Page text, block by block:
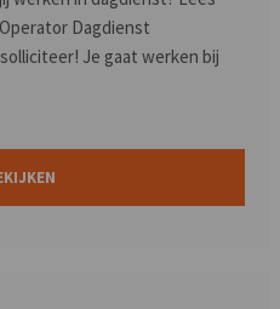
Dagdienst
Je gaat werken bij